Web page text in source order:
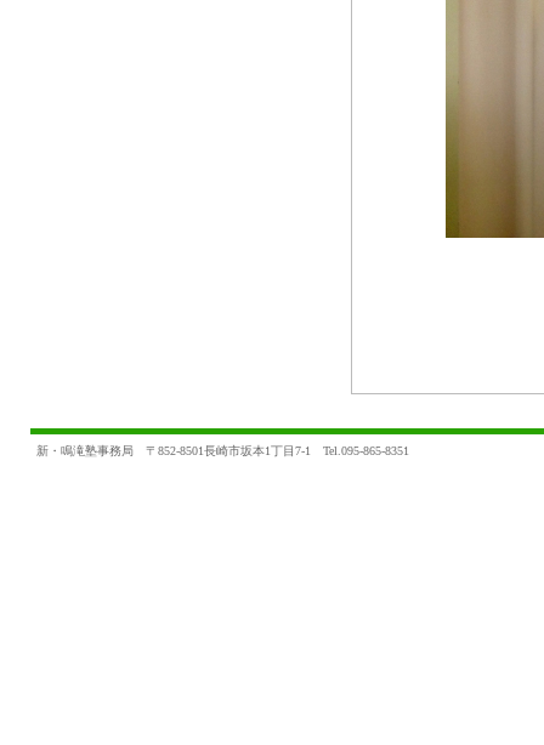
新・鳴滝塾事務局 〒852-8501長崎市坂本1丁目7-1 Tel.095-865-8351